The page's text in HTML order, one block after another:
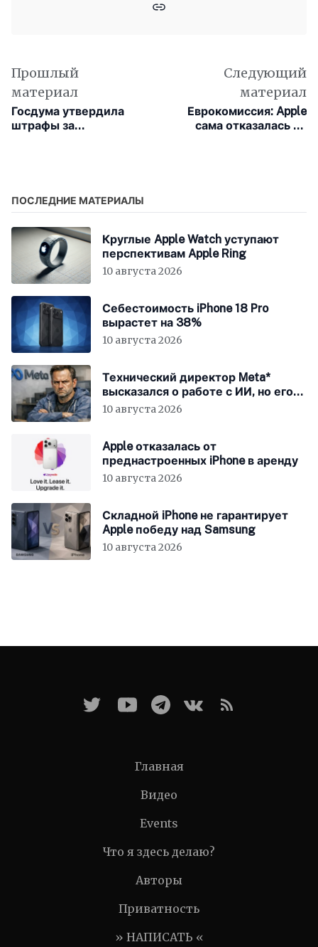
Прошлый
материал
Госдума утвердила
штрафы за
Следующий
материал
Еврокомиссия: Apple
сама отказалась от
ПОСЛЕДНИЕ МАТЕРИАЛЫ
Круглые Apple Watch уступают
перспективам Apple Ring
10 августа 2026
Себестоимость iPhone 18 Pro
вырастет на 38%
10 августа 2026
Технический директор Meta*
высказался о работе с ИИ, но его
не так поняли
10 августа 2026
Apple отказалась от
преднастроенных iPhone в аренду
10 августа 2026
Складной iPhone не гарантирует
Apple победу над Samsung
10 августа 2026
Главная
Видео
Events
Что я здесь делаю?
Авторы
Приватность
» НАПИСАТЬ «